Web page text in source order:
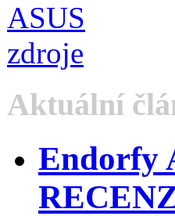
Aktuální
Endorfy